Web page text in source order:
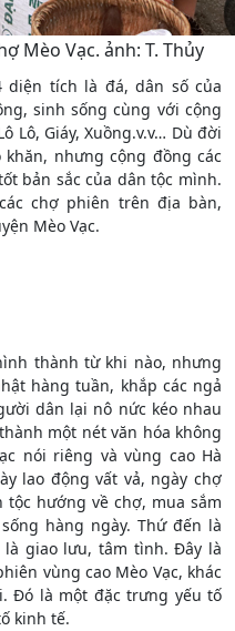
Mèo Vạc. ảnh: T. Thủy
diện tích là đá, dân số của
sinh sống cùng với cộng
Lô, Giáy, Xuồng.v.v… Dù đời
khăn, nhưng cộng đồng các
bản sắc của dân tộc mình.
chợ phiên trên địa bàn,
Mèo Vạc.
thành từ khi nào, nhưng
hàng tuần, khắp các ngả
dân lại nô nức kéo nhau
một nét văn hóa không
nói riêng và vùng cao Hà
lao động vất vả, ngày chợ
hướng về chợ, mua sắm
hàng ngày. Thứ đến là
giao lưu, tâm tình. Đây là
vùng cao Mèo Vạc, khác
Đó là một đặc trưng yếu tố
kinh tế.